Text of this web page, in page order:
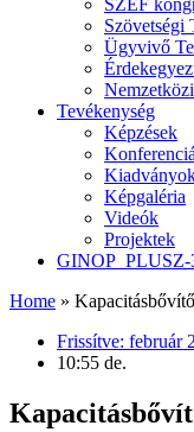
SZEF
Szövetségi
Ügyvivő
Tevékenység
Képzések
Képgaléria
Videók
Projektek
GINOP_PLUSZ-
Home »
Frissítve: február
10:55 de.